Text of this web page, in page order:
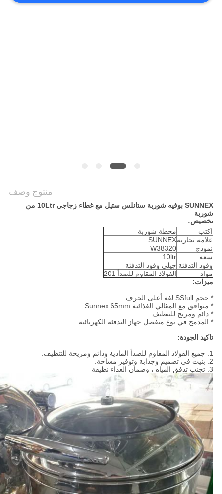
منتوج وصف
SUNNEX بوفيه شوربة ستانلس ستيل مع غطاء زجاجي 10Ltr من
شوربة
تخصيص:
اكتب
محطة شوربة
علامة تجاريةSUNNEX
نموذج
W38320
سعة
10ltr
وقود التدفئة جيلي وقود التدفئة
مواد
الفولاذ المقاوم للصدأ 201
ميزات:
* حجم SSfull لفة أعلى الجرف.
* متوافق مع المقالي الغذائية Sunnex 65mm.
* دائم ومريح للتنظيف.
* المدمج في نوع منفصل جهاز التدفئة الكهربائية.
تاكيد الجودة:
1. جميع الفولاذ المقاوم للصدأ المادية ودائم ومريحة للتنظيف.
2. بنيت في تصميم وجذابة وتوفير مساحة.
3. تجنب تدفق المياه ، وضمان الغذاء نظيفة